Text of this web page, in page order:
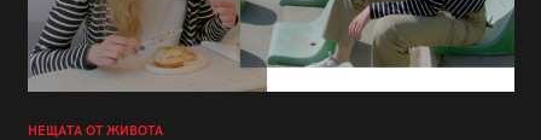
НЕЩАТА ОТ ЖИВОТА